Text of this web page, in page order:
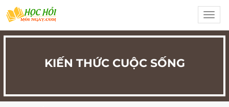
KIẾN THỨC CUỘC SỐNG